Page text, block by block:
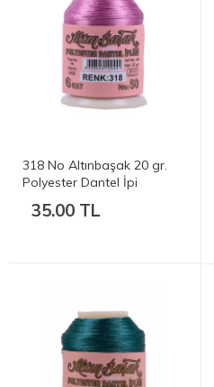
318 No Altınbaşak 20 gr.
Polyester Dantel İpi
35.00 TL